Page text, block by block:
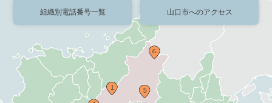
組織別電話番号一覧 山口市へのアクセス